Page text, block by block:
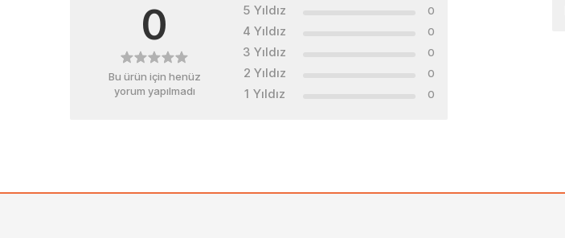
0
Bu ürün için henüz
yorum yapılmadı
5 Yıldız 0
4 Yıldız 0
3 Yıldız 0
2 Yıldız 0
1 Yıldız 0